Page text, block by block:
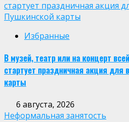
стартует праздничная акция
Пушкинской карты
Избранные
В музей, театр или на концерт
стартует праздничная акция для
карты
6 августа, 2026
Неформальная занятость